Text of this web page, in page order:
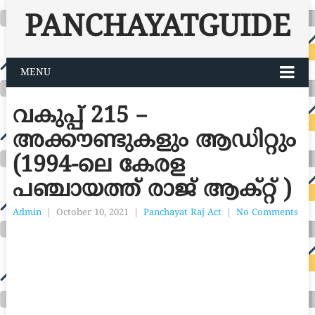
PANCHAYATGUIDE
MENU
വകുപ്പ് 215 –
അക്കൗണ്ടുകളും ആഡിറ്റും
(1994-ലെ കേരള
പഞ്ചായത്ത് രാജ് ആക്റ്റ് )
Admin October 10, 2021 Panchayat Raj Act No Comments